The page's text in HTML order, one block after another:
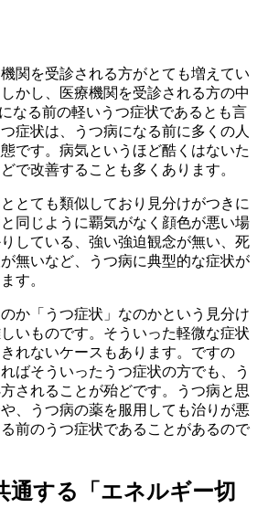
関を受診される方がとても増えてい
かし、医療機関を受診される方の中
なる前の軽いうつ症状であるとも言
症状は、うつ病になる前に多くの人
です。病気というほど酷くはないた
で改善することも多くあります。
とても類似しており見分けがつきに
同じように覇気がなく顔色が悪い場
している、強い強迫観念が無い、死
無いなど、うつ病に典型的な症状が
す。
か「うつ症状」なのかという見分け
いものです。そういった軽微な症状
れないケースもあります。ですの
ばそういったうつ症状の方でも、う
されることが殆どです。うつ病と思
、うつ病の薬を服用しても治りが悪
前のうつ症状であることがあるので
通する「エネルギー切